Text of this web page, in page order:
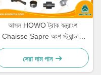
আসল HOWO ট্রাক যন্ত্রাংশ
Chaisse Sapre অংশ স্ট্যান্ডার্ড
আকার
সেরা দাম পান